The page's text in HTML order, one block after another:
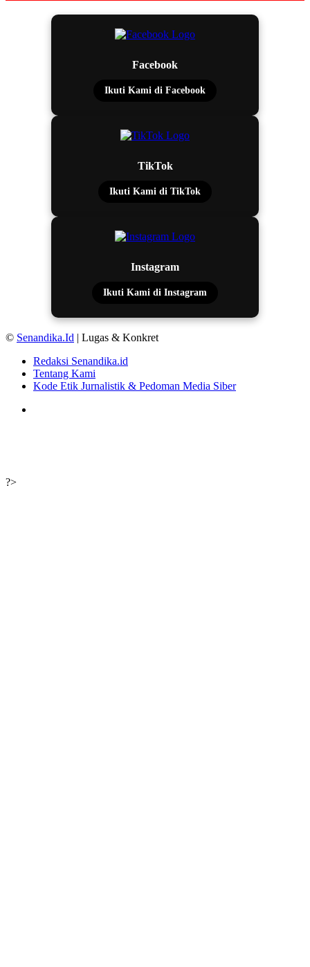
Facebook
Ikuti Kami di Facebook
TikTok
Ikuti Kami di TikTok
Instagram
Ikuti Kami di Instagram
© Senandika.Id | Lugas & Konkret
Redaksi Senandika.id
Tentang Kami
Kode Etik Jurnalistik & Pedoman Media Siber
?>